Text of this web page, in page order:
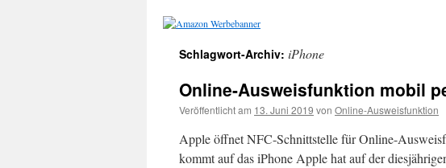
Schlagwort-Archiv: iPhone
Online-Ausweisfunktion mobil
Veröffentlicht am 13. Juni 2019 von Online-Ausweisfunktion
Apple öffnet NFC-Schnittstelle für Online-
kommt auf das iPhone Apple hat auf der